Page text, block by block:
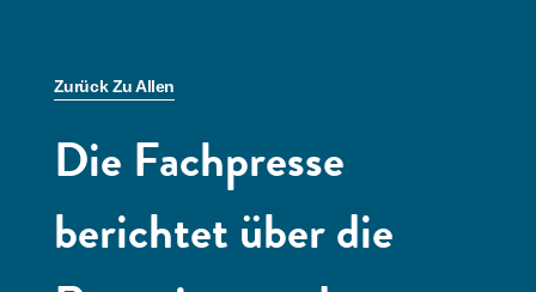
Zurück Zu Allen
Die Fachpresse
berichtet über die